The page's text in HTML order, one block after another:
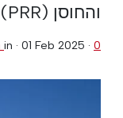
והחוסן (PRR), תונח ביום שני.
in · 01 Feb 2025 · 0 הערות